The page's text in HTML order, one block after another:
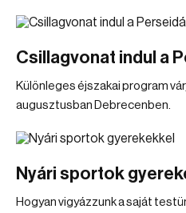
Csillagvonat indul a
Különleges éjszakai program
augusztusban Debrecenben.
Nyári sportok
Hogyan vigyázzunk a saját